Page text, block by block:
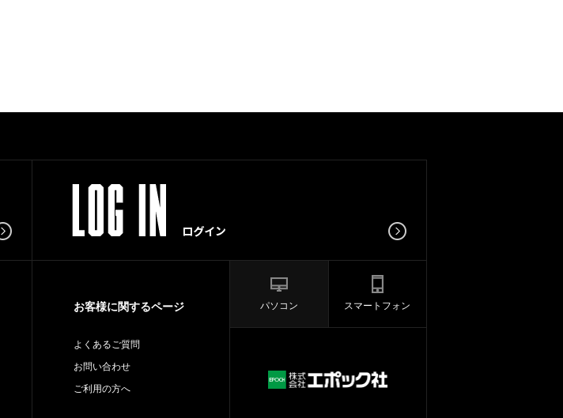
お客様に関するページ
よくあるご質問
お問い合わせ
ご利用の方へ
パソコン スマートフォン